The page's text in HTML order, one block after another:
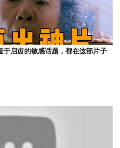
于启齿的敏感话题，都在这部片子